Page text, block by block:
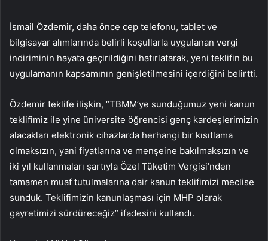
İsmail Özdemir, daha önce cep telefonu, tablet ve
bilgisayar alımlarında belirli koşullarla uygulanan vergi
indiriminin hayata geçirildiğini hatırlatarak, yeni teklifin bu
uygulamanın kapsamının genişletilmesini içerdiğini belirtti.
Özdemir teklife ilişkin, “TBMM’ye sunduğumuz yeni kanun
teklifimiz ile yine üniversite öğrencisi genç kardeşlerimizin
alacakları elektronik cihazlarda herhangi bir kısıtlama
olmaksızın, yani fiyatlarına ve menşeine bakılmaksızın ve
iki yıl kullanmaları şartıyla Özel Tüketim Vergisi’nden
tamamen muaf tutulmalarına dair kanun teklifimizi meclise
sunduk. Teklifimizin kanunlaşması için MHP olarak
gayretimizi sürdüreceğiz” ifadesini kullandı.